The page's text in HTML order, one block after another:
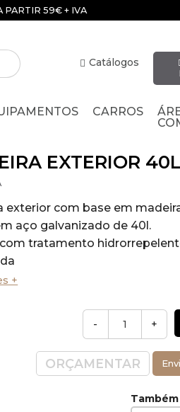
PARTIR 59€ + IVA
Catálogos
CARROS
EXTERIOR
exterior com base em
aço galvanizado de 40l.
tratamento
Redonda redonda.
40l.
para áreas urbanas, jardins e
Ø40 x 77.6 cm (Diâmetro x
+
- +
ORÇAMENTAR